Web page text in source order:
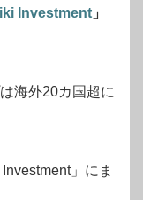
Investment 」
海外20カ国超に
」にま